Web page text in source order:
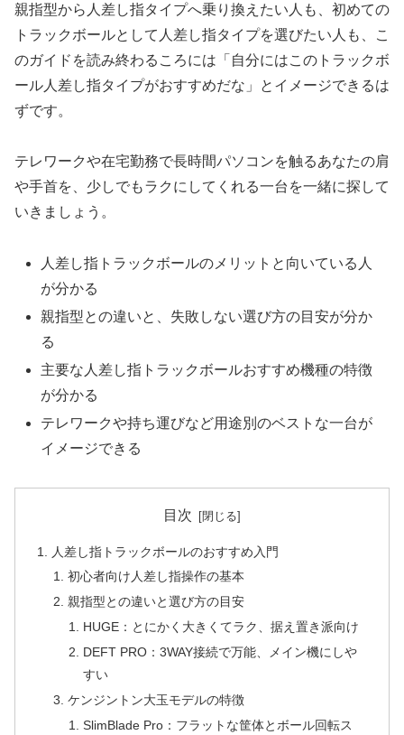
親指型から人差し指タイプへ乗り換えたい人も、初めての
トラックボールとして人差し指タイプを選びたい人も、こ
のガイドを読み終わるころには「自分にはこのトラックボ
ール人差し指タイプがおすすめだな」とイメージできるは
ずです。
テレワークや在宅勤務で長時間パソコンを触るあなたの肩
や手首を、少しでもラクにしてくれる一台を一緒に探して
いきましょう。
人差し指トラックボールのメリットと向いている人
が分かる
親指型との違いと、失敗しない選び方の目安が分か
る
主要な人差し指トラックボールおすすめ機種の特徴
が分かる
テレワークや持ち運びなど用途別のベストな一台が
イメージできる
目次
人差し指トラックボールのおすすめ入門
初心者向け人差し指操作の基本
親指型との違いと選び方の目安
HUGE：とにかく大きくてラク、据え置き派向け
DEFT PRO：3WAY接続で万能、メイン機にしや
すい
ケンジントン大玉モデルの特徴
SlimBlade Pro：フラットな筐体とボール回転ス